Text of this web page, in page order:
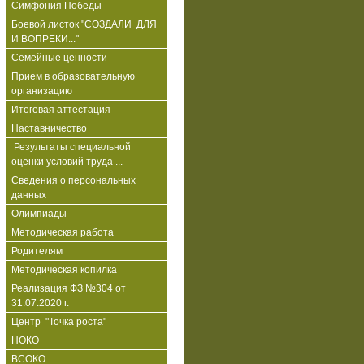
Симфония Победы
Боевой листок "СОЗДАЛИ ДЛЯ
И ВОПРЕКИ..."
Семейные ценности
Прием в образовательную
организацию
Итоговая аттестация
Наставничество
Результаты специальной
оценки условий труда ...
Сведения о персональных
данных
Олимпиады
Методическая работа
Родителям
Методическая копилка
Реализация ФЗ №304 от
31.07.2020 г.
Центр "Точка роста"
НОКО
ВСОКО